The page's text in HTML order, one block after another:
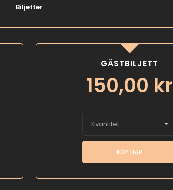
Biljetter
GÄSTBILJETT
150,00 kr
Kvantitet
KÖP HÄR